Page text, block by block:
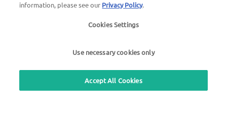
Használja ingyenes visszahívási szolgáltatásunkat
Töltőállomás-kereső
Bejelentkezés az ügyfélfelületre
information, please see our Privacy Policy.
Cookies Settings
Use necessary cookies only
Accept All Cookies